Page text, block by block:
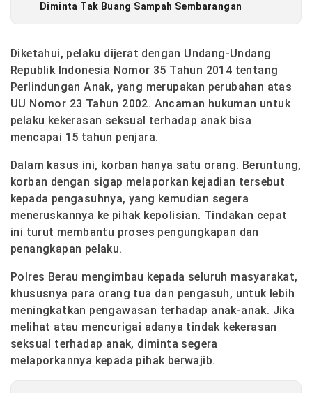
Diminta Tak Buang Sampah Sembarangan
Diketahui, pelaku dijerat dengan Undang-Undang
Republik Indonesia Nomor 35 Tahun 2014 tentang
Perlindungan Anak, yang merupakan perubahan atas
UU Nomor 23 Tahun 2002. Ancaman hukuman untuk
pelaku kekerasan seksual terhadap anak bisa
mencapai 15 tahun penjara.
Dalam kasus ini, korban hanya satu orang. Beruntung,
korban dengan sigap melaporkan kejadian tersebut
kepada pengasuhnya, yang kemudian segera
meneruskannya ke pihak kepolisian. Tindakan cepat
ini turut membantu proses pengungkapan dan
penangkapan pelaku.
Polres Berau mengimbau kepada seluruh masyarakat,
khususnya para orang tua dan pengasuh, untuk lebih
meningkatkan pengawasan terhadap anak-anak. Jika
melihat atau mencurigai adanya tindak kekerasan
seksual terhadap anak, diminta segera
melaporkannya kepada pihak berwajib.